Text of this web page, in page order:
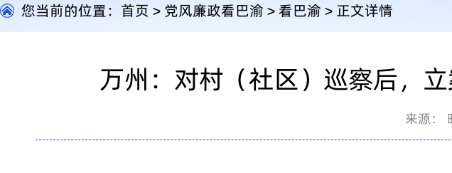
您当前的位置： 首页 > 党风廉政看巴渝 >看巴渝 > 正文详情
万州：对村（社区）巡察后，
来源：